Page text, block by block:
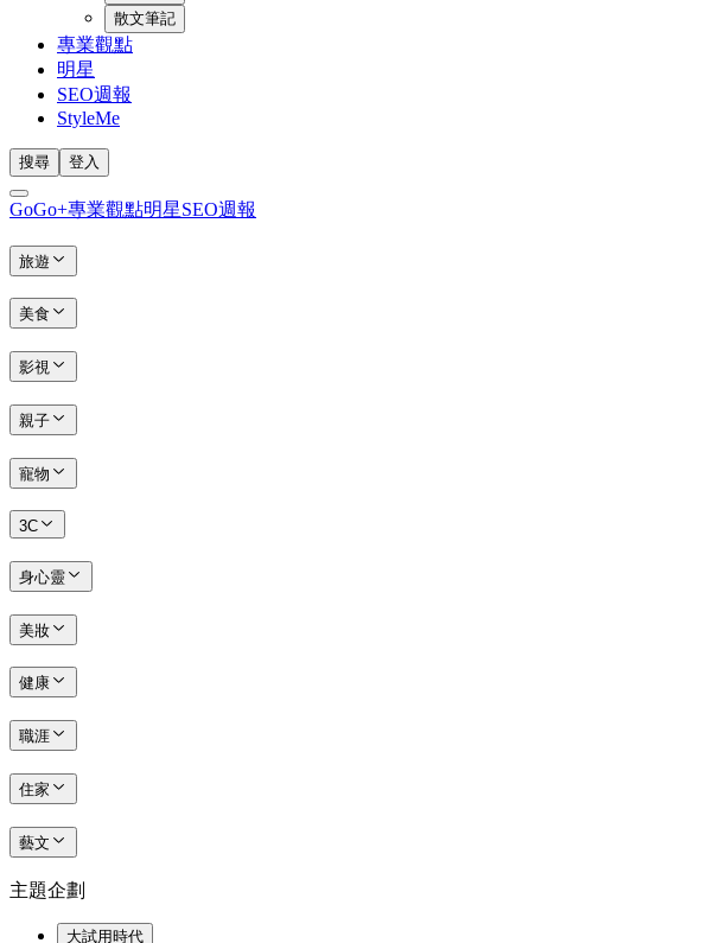
散文筆記
專業觀點
明星
SEO週報
StyleMe
搜尋 登入
GoGo+專業觀點明星SEO週報
旅遊
美食
影視
親子
寵物
3C
身心靈
美妝
健康
職涯
住家
藝文
主題企劃
大試用時代